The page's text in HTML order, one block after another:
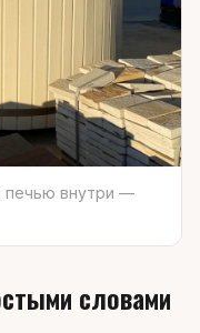
печью внутри —
словами